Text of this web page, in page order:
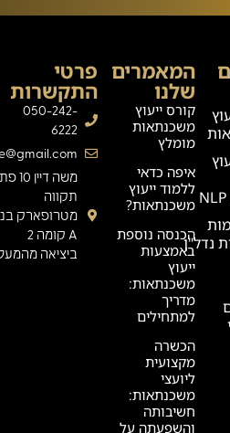
נדל"ן
המאמרים
שלנו
קורס ייעוץ
משכנתאות
מומלץ
איפה כדאי
ללמוד ייעוץ
משכנתאות?
הכנסה נוספת
באמצעות
ייעוץ
משכנתאות:
מדריך
למתחילים
הכשרה
מקצועית
ליועצי
משכנתאות:
חשיבותה
והשפעתה על
פרטי
התקשרות
050-242-
6222
משה
תקווה
מטרופארק
A קומה 2
ביציאה